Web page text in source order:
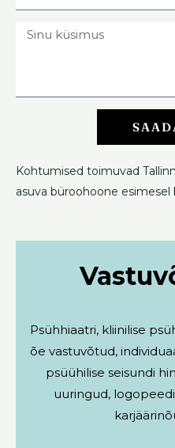
Sinu
Kohtumised toimuvad
asuva büroohoone
Psühhiaatri, kliinilise
õe vastuvõtud,
psüühilise seisundi
uuringud,